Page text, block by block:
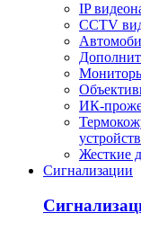
IP
CCTV
ИК-
Жесткие
Сигнализации